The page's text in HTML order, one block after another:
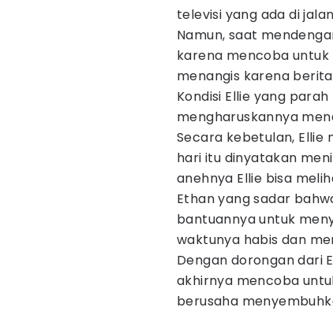
televisi yang ada di
Namun, saat
karena mencoba
menangis karena
Kondisi Ellie yang
mengharuskannya
Secara kebetulan,
hari itu dinyatakan
anehnya Ellie bisa
Ethan yang sadar
bantuannya untuk
waktunya habis dan
Dengan dorongan dari
akhirnya mencoba
berusaha